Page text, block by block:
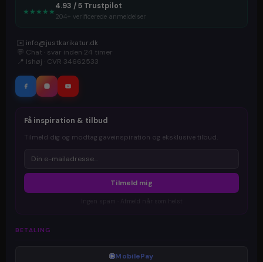
★ ★ ★ ★ ★
4.93 / 5 Trustpilot
204+ verificerede anmeldelser
✉️ info@justkarikatur.dk
💬 Chat · svar inden 24 timer
📍 Ishøj · CVR 34662533
Få inspiration & tilbud
Tilmeld dig og modtag gaveinspiration og eksklusive tilbud.
Tilmeld mig
BETALING
MobilePay